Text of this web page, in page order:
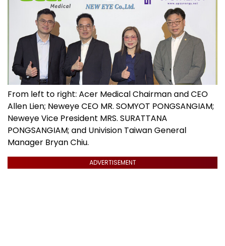
From left to right: Acer Medical Chairman and CEO
Allen Lien; Neweye CEO MR. SOMYOT PONGSANGIAM;
Neweye Vice President MRS. SURATTANA
PONGSANGIAM; and Univision Taiwan General
Manager Bryan Chiu.
ADVERTISEMENT